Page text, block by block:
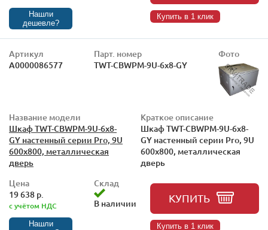
Нашли
дешевле?
Купить в 1 клик
Артикул
А0000086577
Парт. номер
TWT-CBWPM-9U-6x8-GY
Фото
Название модели
Шкаф TWT-CBWPM-9U-6x8-
GY настенный серии Pro, 9U
600x800, металлическая
дверь
Краткое описание
Шкаф TWT-CBWPM-9U-6x8-
GY настенный серии Pro, 9U
600x800, металлическая
дверь
Цена
19 638 р.
с учётом НДС
Нашли
Склад
В наличии
КУПИТЬ
Купить в 1 клик